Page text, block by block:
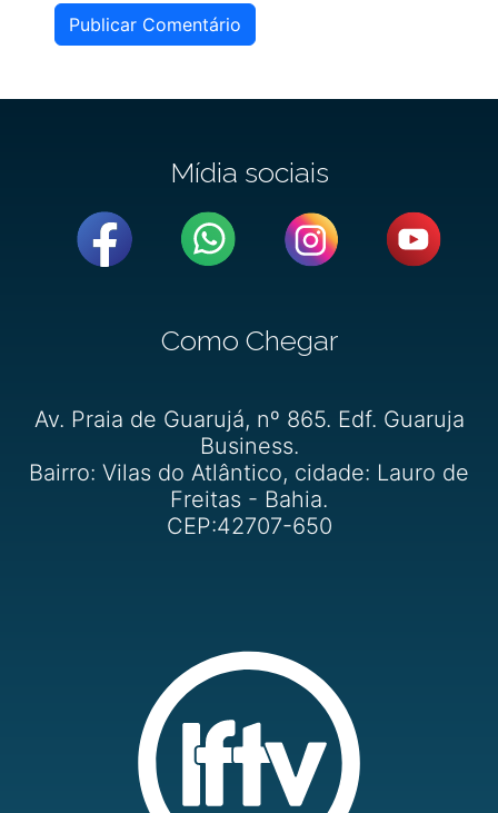
Publicar Comentário
Mídia sociais
Como Chegar
Av. Praia de Guarujá, nº 865. Edf. Guaruja
Business.
Bairro: Vilas do Atlântico, cidade: Lauro de
Freitas - Bahia.
CEP:42707-650